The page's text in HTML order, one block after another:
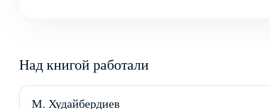
Над книгой работали
М. Худайбердиев